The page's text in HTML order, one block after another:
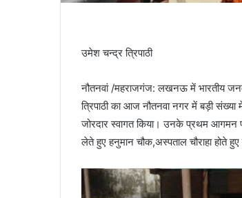
उमेश चन्द्र त्रिपाठी
नौतनवां /महराजगंज: लखनऊ में भारतीय
त्रिपाठी का आज नौतनवा नगर में बड़ी संख्या
जोरदार स्वागत किया। उनके प्रथम आगमन
लेते हुए हनुमान चौक,अस्पताल चौराहा होते